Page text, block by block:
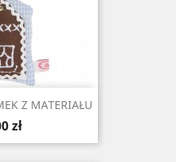
Z MATERIAŁU
zł